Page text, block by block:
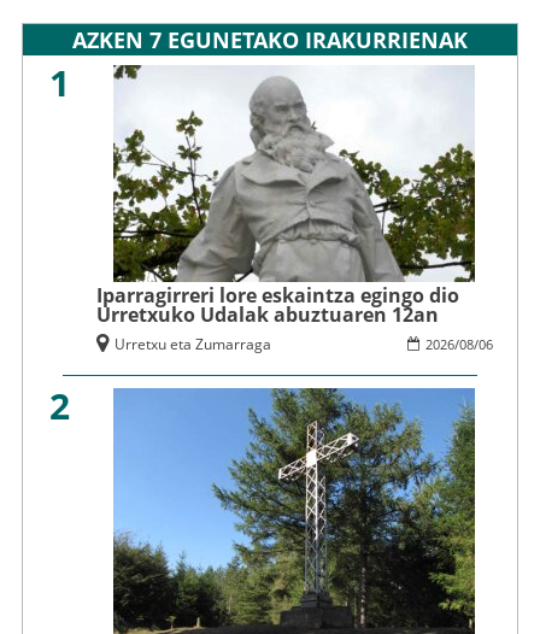
AZKEN 7 EGUNETAKO IRAKURRIENAK
1
Iparragirreri lore eskaintza egingo dio
Urretxuko Udalak abuztuaren 12an
2026/08/06
Urretxu eta Zumarraga
2